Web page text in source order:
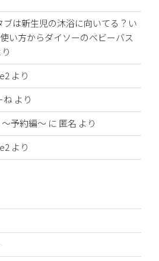
ブは新生児の沐浴に向いてる？い
い方からダイソーのベビーバス
より
ね より
予約編〜 に 匿名 より
より